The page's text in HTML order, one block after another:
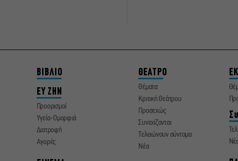
ΒΙΒΛΙΟ
ΕΥ ΖΗΝ
Προορισμοί
Υγεία-Ομορφιά
Διατροφή
Αγορές
ΘΕΑΤΡΟ
Θέματα
Κριτική Θεάτρου
Προσεχώς
Συνεχίζονται
Τελειώνουν σύντομα
Νέα